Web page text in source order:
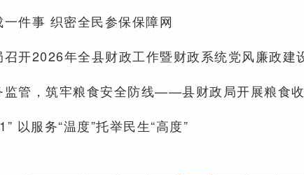
件事 织密全民参保保障网
开2026年全县财政工作暨财政系统党风廉政建
监管，筑牢粮食安全防线——县财政局开展粮食
以服务“温度”托举民生“高度”